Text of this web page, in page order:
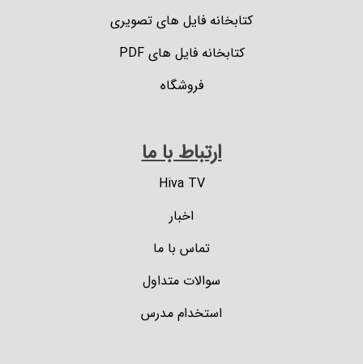
کتابخانه فایل های تصویری
کتابخانه فایل های PDF
فروشگاه
ارتباط با ما
Hiva TV
اخبار
تماس با ما
سوالات متداول
استخدام مدرس